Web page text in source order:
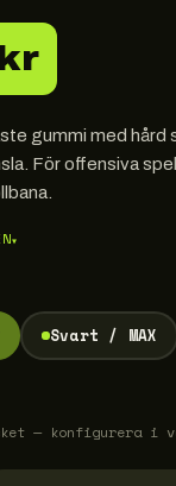
gummi med hård
För offensiva
▾
Svart / MAX
— konfigurera i